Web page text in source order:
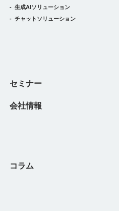
生成AIソリューション
チャットソリューション
セミナー
会社情報
コラム